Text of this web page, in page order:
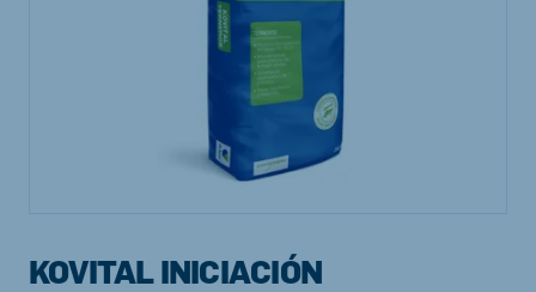
KOVITAL INICIACIÓN